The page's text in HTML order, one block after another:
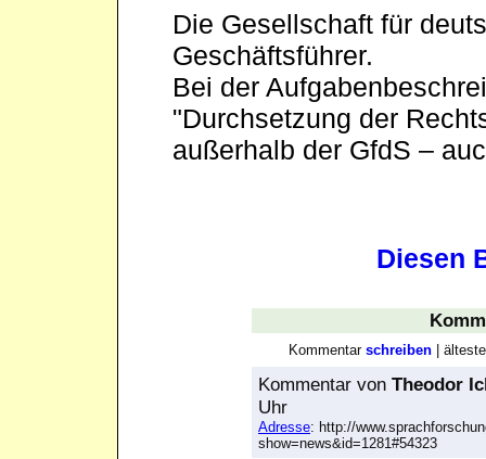
Die Gesellschaft für
Geschäftsführer.
Bei der
"Durchsetzung der
außerhalb der GfdS –
Diesen
Kommentar schreiben |
Kommentar von Theodor
Uhr
Adresse: http://
show=news&id=1281#54323